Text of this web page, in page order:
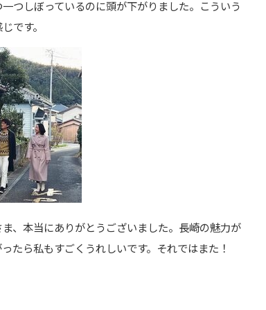
つしぼっているのに頭が下がりました。こういう
です。
、本当にありがとうございました。長崎の魅力が
たら私もすごくうれしいです。それではまた！